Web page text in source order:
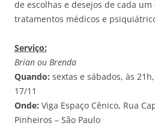
de escolhas e desejos de cada
tratamentos médicos e
Serviço:
Brian ou Brenda
Quando: sextas e sábados, às
17/11
Onde: Viga Espaço Cênico, Rua
Pinheiros – São Paulo